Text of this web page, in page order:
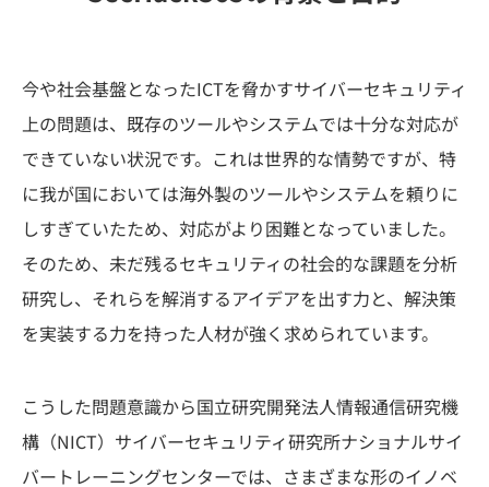
今や社会基盤となったICTを脅かすサイバーセキュリティ
上の問題は、既存のツールやシステムでは十分な対応が
できていない状況です。これは世界的な情勢ですが、特
に我が国においては海外製のツールやシステムを頼りに
しすぎていたため、対応がより困難となっていました。
そのため、未だ残るセキュリティの社会的な課題を分析
研究し、それらを解消するアイデアを出す力と、解決策
を実装する力を持った人材が強く求められています。
こうした問題意識から国立研究開発法人情報通信研究機
構（NICT）サイバーセキュリティ研究所ナショナルサイ
バートレーニングセンターでは、さまざまな形のイノベ